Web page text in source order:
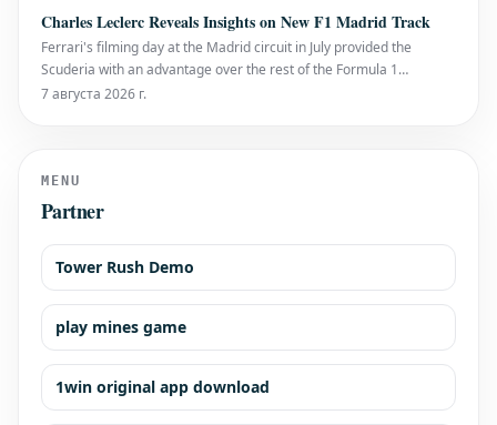
arriva alla pausa estiva senza
Charles Leclerc Reveals Insights on New F1 Madrid Track
Ferrari's filming day at the Madrid circuit in July provided the
Scuderia with an advantage over the rest of the Formula 1
paddock. Charles Leclerc, a nine-time Grand Prix winner, has now
7 августа 2026 г.
MENU
Partner
Tower Rush Demo
play mines game
1win original app download